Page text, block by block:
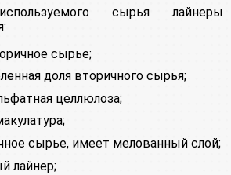
сырья лайнеры
сырье;
доля вторичного сырья;
целлюлоза;
сырье, имеет мелованный слой;
лайнер;